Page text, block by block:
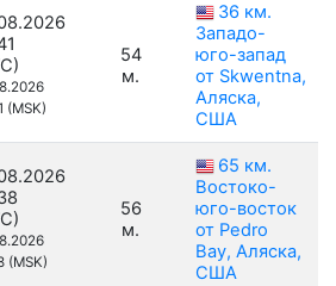
(MSK)
54
м.
36 км.
Западо-
юго-запад
от Skwentna,
Аляска,
США
(MSK)
56
м.
65 км.
Востоко-
юго-восток
от Pedro
Bay, Аляска,
США